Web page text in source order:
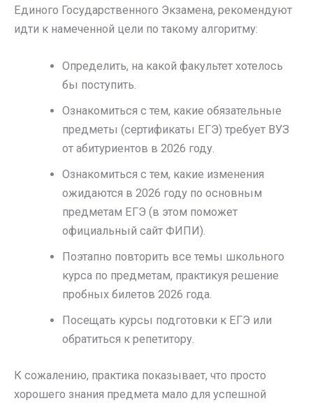
Единого Государственного Экзамена, рекомендуют
идти к намеченной цели по такому алгоритму:
Определить, на какой факультет хотелось
бы поступить.
Ознакомиться с тем, какие обязательные
предметы (сертификаты ЕГЭ) требует ВУЗ
от абитуриентов в 2026 году.
Ознакомиться с тем, какие изменения
ожидаются в 2026 году по основным
предметам ЕГЭ (в этом поможет
официальный сайт ФИПИ).
Поэтапно повторить все темы школьного
курса по предметам, практикуя решение
пробных билетов 2026 года.
Посещать курсы подготовки к ЕГЭ или
обратиться к репетитору.
К сожалению, практика показывает, что просто
хорошего знания предмета мало для успешной